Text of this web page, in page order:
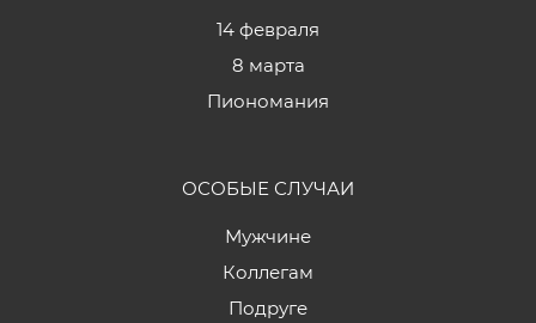
14 февраля
8 марта
Пиономания
ОСОБЫЕ СЛУЧАИ
Мужчине
Коллегам
Подруге